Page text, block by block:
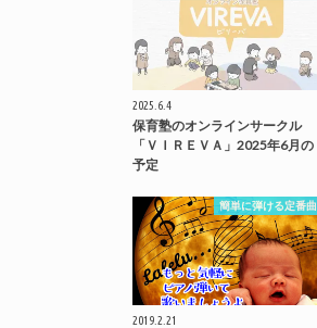
2025.6.4
保育塾のオンラインサークル
「ＶＩＲＥＶＡ」2025年6月の
予定
簡単に弾ける定番曲
2019.2.21